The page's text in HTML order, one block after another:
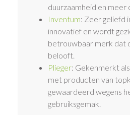
duurzaamheid en meer
Inventum: Zeer geliefd
innovatief en wordt
betrouwbaar merk dat
belooft.
Plieger: Gekenmerkt
met producten van
gewaardeerd wegens
gebruiksgemak.